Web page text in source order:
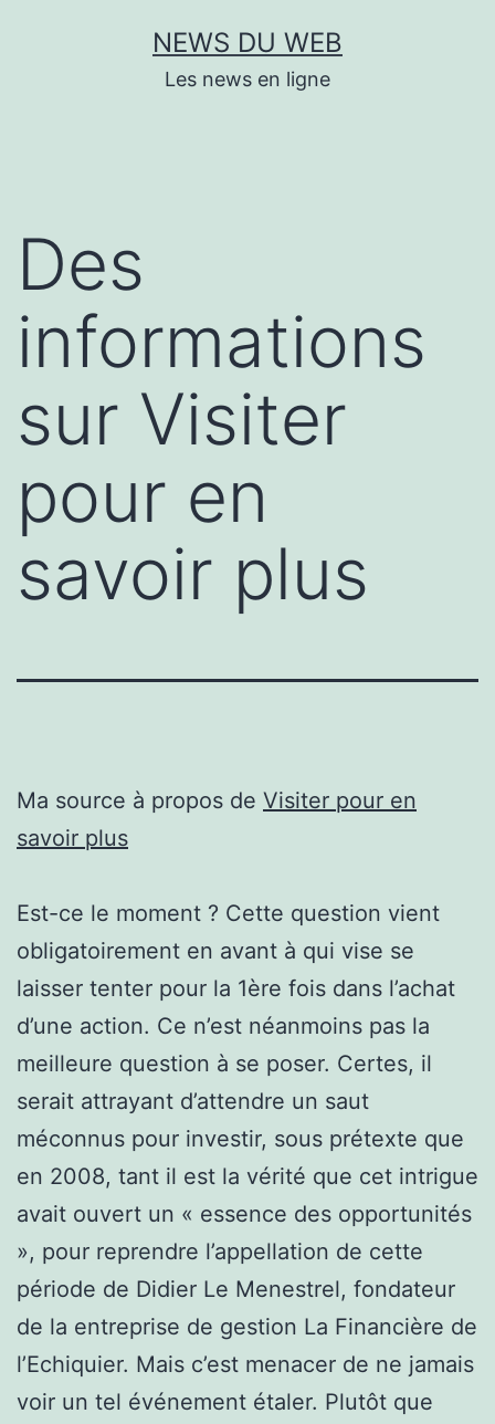
NEWS DU WEB
Les news en ligne
Des
informations
sur Visiter
pour en
savoir plus
Ma source à propos de Visiter pour en
savoir plus
Est-ce le moment ? Cette question vient
obligatoirement en avant à qui vise se
laisser tenter pour la 1ère fois dans l’achat
d’une action. Ce n’est néanmoins pas la
meilleure question à se poser. Certes, il
serait attrayant d’attendre un saut
méconnus pour investir, sous prétexte que
en 2008, tant il est la vérité que cet intrigue
avait ouvert un « essence des opportunités
», pour reprendre l’appellation de cette
période de Didier Le Menestrel, fondateur
de la entreprise de gestion La Financière de
l’Echiquier. Mais c’est menacer de ne jamais
voir un tel événement étaler. Plutôt que